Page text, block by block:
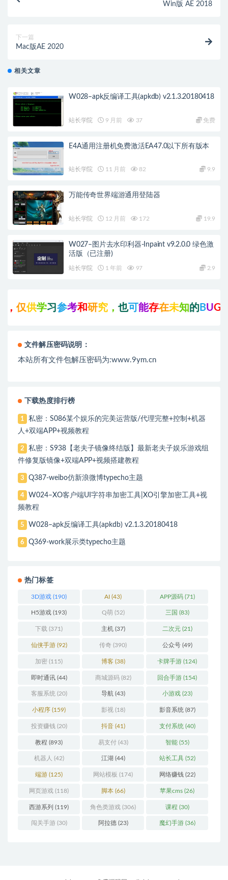
Win版 AE 2018
下一篇
Mac版AE 2020
相关文章
W028–apk反编译工具(apkdb) v2.1.3.20180418
站长学院 9 月前 37 免费
E4A通用注册机免费激活EA47.0以下所有版本
站长学院 11 月前 82 9.9
万能传奇世界端游通用登陆器
站长学院 12 月前 172 19.9
W027–图片去水印利器-Inpaint v9.2.0.0 绿色激
活版（已注册)
站长学院 1 年前 97 2.9
仅供学习参考和研究， 也可能存在未知的BUG与
文件解压密码说明：
本站所有文件包解压密码为:www.9ym.cn
下载热度排行榜
1
私密：S086某个娱乐的完美运营版/代理完整+控制+机器
人+双端APP+视频教程
2
私密：S938【老夫子镜像终结版】最新老夫子娱乐游戏组
件修复版镜像+双端APP+视频搭建教程
3 Q387-weibo仿新浪微博typecho主题
4
W024–XO客户端UI字符串加密工具|XO引擎加密工具+视
频教程
5 W028–apk反编译工具(apkdb) v2.1.3.20180418
6 Q369-work展示类typecho主题
热门标签
3D游戏 (190) AI (43) APP源码(71)
H5游戏 (193) Q萌 (52) 三国 (83)
下载 (371) 主机(37) 二次元(21)
仙侠手游(92) 传奇 (390) 公众号(49)
加密 (115) 博客(38) 卡牌手游 (124)
即时通讯(44) 商城源码(82) 回合手游 (154)
客服系统 (20) 导航(43) 小游戏(23)
小程序 (159) 影视(18) 影音系统 (87)
投资赚钱 (20) 抖音(41) 支付系统 (40)
教程 (893) 易支付(43) 智能(55)
机器人 (42) 江湖 (44) 站长工具(52)
端游 (125) 网站模板 (174) 网络赚钱(22)
网页游戏 (118) 脚本(66) 苹果cms (26)
西游系列 (119) 角色类游戏 (306) 课程 (30)
闯关手游(30) 阿拉德(23) 魔幻手游(36)